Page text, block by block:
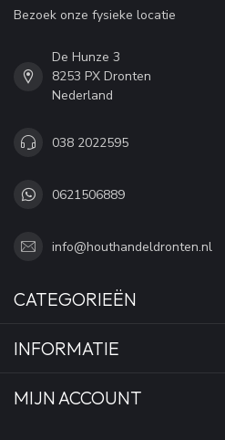
Bezoek onze fysieke locatie
De Hunze 3
8253 PX Dronten
Nederland
038 2022595
0621506889
info@houthandeldronten.nl
CATEGORIEËN
INFORMATIE
MIJN ACCOUNT